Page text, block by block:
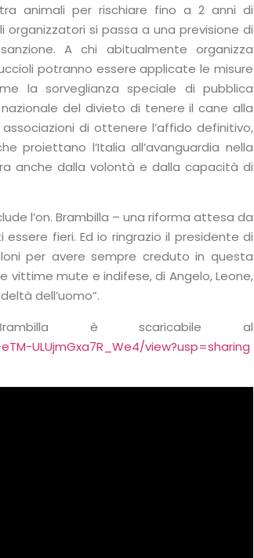
animali per rischiare fino a 2 anni di
si passa a una previsione di
A chi abitualmente organizza
potranno essere applicate le misure
la sorveglianza speciale di pubblica
nazionale del divieto di tenere il cane alla
di ottenere l’affido definitivo,
proiettano l’Italia all’avanguardia nella
anche dalla volontà e dalla capacità di
l’on. Brambilla – una riforma attesa da
fieri. Ed io ringrazio il presidente di
per avere sempre creduto in questa
vittime mute e indifese, di Angelo, Leone,
dell’uomo”.
è scaricabile al
ULUjmGxa7R_We4/view?usp=sharing